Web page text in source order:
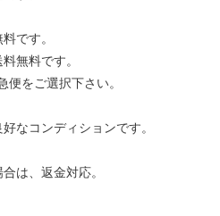
です。
無料です。
をご選択下さい。
なコンディションです。
は、返金対応。